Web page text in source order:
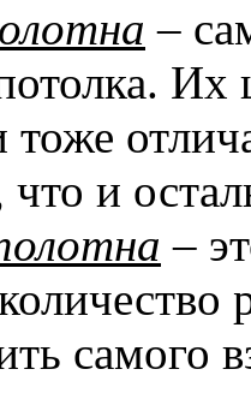
–
Их
тоже
что и
–
самого